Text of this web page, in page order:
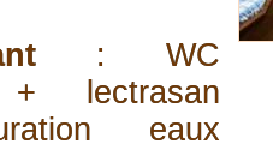
: WC
+ lectrasan
eaux